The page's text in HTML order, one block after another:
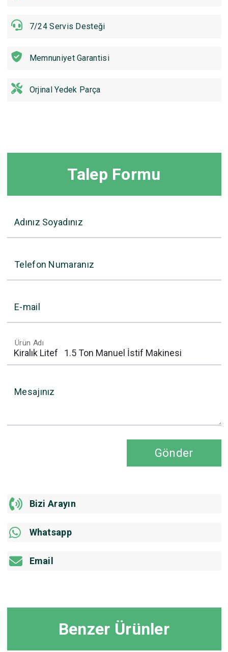
7/24 Servis Desteği
Memnuniyet Garantisi
Orjinal Yedek Parça
Talep Formu
Adınız Soyadınız
Telefon Numaranız
E-mail
Ürün Adı
Mesajınız
Gönder
Bizi Arayın
Whatsapp
Email
Benzer Ürünler